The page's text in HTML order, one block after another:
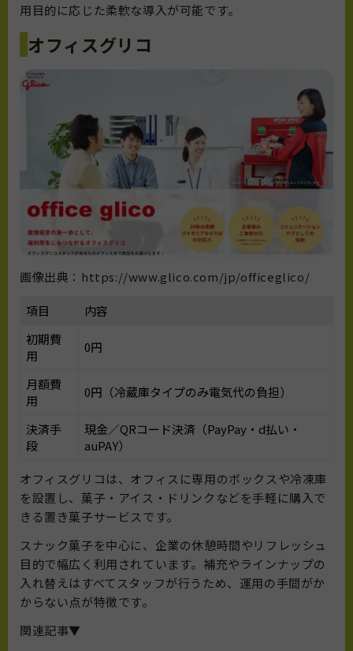
用目的に応じた柔軟な導入が可能です。
オフィスグリコ
画像出典：https://www.glico.com/jp/officeglico/
項目
内容
初期費
用
0円
月額費
用
0円（冷蔵庫タイプのみ電気代の負担）
決済手
段
現金／QRコード決済（PayPay・d払い・
auPAY）
オフィスグリコは、オフィスに専用のボックスや冷凍庫
を設置し、菓子・アイス・ドリンクなどを手軽に購入で
きる置き菓子サービスです。
スナック菓子を中心に、企業の休憩時間やリフレッシュ
目的で幅広く利用されています。補充やラインナップの
入れ替えはすべてスタッフが行うため、運用の手間がか
からない点が特徴です。
関連記事▼